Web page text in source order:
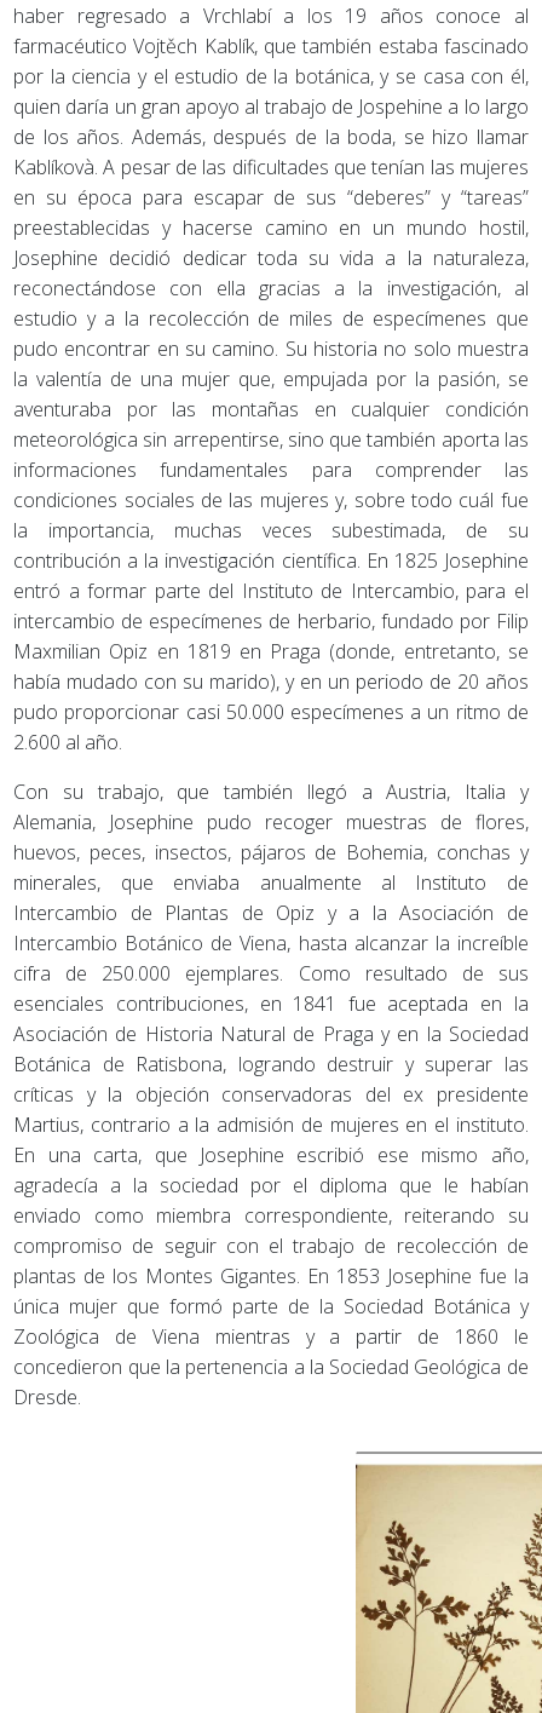
haber regresado a Vrchlabí a los 19 años conoce al
farmacéutico Vojtěch Kablík, que también estaba fascinado
por la ciencia y el estudio de la botánica, y se casa con él,
quien daría un gran apoyo al trabajo de Jospehine a lo largo
de los años. Además, después de la boda, se hizo llamar
Kablíkovà. A pesar de las dificultades que tenían las mujeres
en su época para escapar de sus “deberes” y “tareas”
preestablecidas y hacerse camino en un mundo hostil,
Josephine decidió dedicar toda su vida a la naturaleza,
reconectándose con ella gracias a la investigación, al
estudio y a la recolección de miles de especímenes que
pudo encontrar en su camino. Su historia no solo muestra
la valentía de una mujer que, empujada por la pasión, se
aventuraba por las montañas en cualquier condición
meteorológica sin arrepentirse, sino que también aporta las
informaciones fundamentales para comprender las
condiciones sociales de las mujeres y, sobre todo cuál fue
la importancia, muchas veces subestimada, de su
contribución a la investigación científica. En 1825 Josephine
entró a formar parte del Instituto de Intercambio, para el
intercambio de especímenes de herbario, fundado por Filip
Maxmilian Opiz en 1819 en Praga (donde, entretanto, se
había mudado con su marido), y en un periodo de 20 años
pudo proporcionar casi 50.000 especímenes a un ritmo de
2.600 al año.
Con su trabajo, que también llegó a Austria, Italia y
Alemania, Josephine pudo recoger muestras de flores,
huevos, peces, insectos, pájaros de Bohemia, conchas y
minerales, que enviaba anualmente al Instituto de
Intercambio de Plantas de Opiz y a la Asociación de
Intercambio Botánico de Viena, hasta alcanzar la increíble
cifra de 250.000 ejemplares. Como resultado de sus
esenciales contribuciones, en 1841 fue aceptada en la
Asociación de Historia Natural de Praga y en la Sociedad
Botánica de Ratisbona, logrando destruir y superar las
críticas y la objeción conservadoras del ex presidente
Martius, contrario a la admisión de mujeres en el instituto.
En una carta, que Josephine escribió ese mismo año,
agradecía a la sociedad por el diploma que le habían
enviado como miembra correspondiente, reiterando su
compromiso de seguir con el trabajo de recolección de
plantas de los Montes Gigantes. En 1853 Josephine fue la
única mujer que formó parte de la Sociedad Botánica y
Zoológica de Viena mientras y a partir de 1860 le
concedieron que la pertenencia a la Sociedad Geológica de
Dresde.